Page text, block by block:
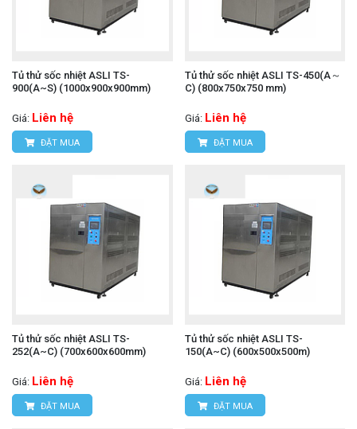
Tủ thử sốc nhiệt ASLI TS-
900(A~S) (1000x900x900mm)
Giá: Liên hệ
ĐẶT MUA
Tủ thử sốc nhiệt ASLI TS-450(A～
C) (800x750x750 mm)
Giá: Liên hệ
ĐẶT MUA
Tủ thử sốc nhiệt ASLI TS-
252(A~C) (700x600x600mm)
Giá: Liên hệ
ĐẶT MUA
Tủ thử sốc nhiệt ASLI TS-
150(A~C) (600x500x500m)
Giá: Liên hệ
ĐẶT MUA